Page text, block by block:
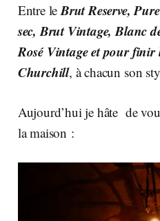
Entre leBrut Reserve,
sec, Brut Vintage, Blanc
Rosé Vintage et pour finir
Churchill, à chacun son
Aujourd’hui je hâte de
la maison :